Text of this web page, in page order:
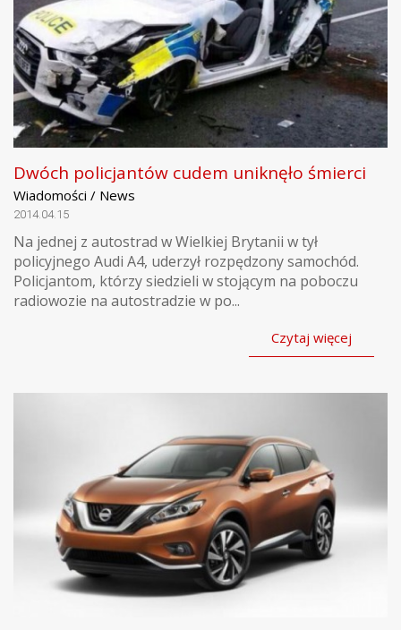
Dwóch policjantów cudem uniknęło śmierci
Wiadomości / News
2014.04.15
Na jednej z autostrad w Wielkiej Brytanii w tył
policyjnego Audi A4, uderzył rozpędzony samochód.
Policjantom, którzy siedzieli w stojącym na poboczu
radiowozie na autostradzie w po...
Czytaj więcej